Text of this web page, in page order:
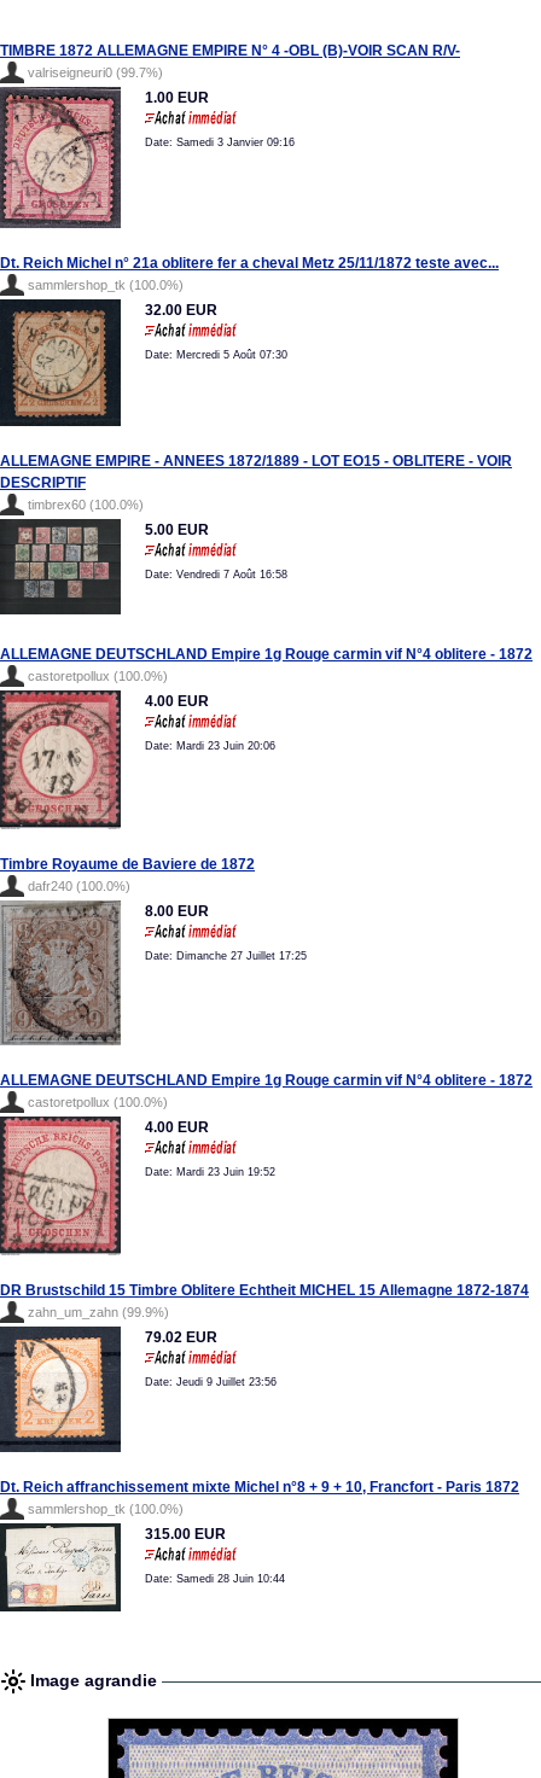
TIMBRE 1872 ALLEMAGNE EMPIRE N° 4 -OBL (B)-VOIR SCAN R/V-
valriseigneuri0 (99.7%)
1.00 EUR
Date: Samedi 3 Janvier 09:16
Dt. Reich Michel n° 21a oblitere fer a cheval Metz 25/11/1872 teste avec...
sammlershop_tk (100.0%)
32.00 EUR
Date: Mercredi 5 Août 07:30
ALLEMAGNE EMPIRE - ANNEES 1872/1889 - LOT EO15 - OBLITERE - VOIR
DESCRIPTIF
timbrex60 (100.0%)
5.00 EUR
Date: Vendredi 7 Août 16:58
ALLEMAGNE DEUTSCHLAND Empire 1g Rouge carmin vif N°4 oblitere - 1872
castoretpollux (100.0%)
4.00 EUR
Date: Mardi 23 Juin 20:06
Timbre Royaume de Baviere de 1872
dafr240 (100.0%)
8.00 EUR
Date: Dimanche 27 Juillet 17:25
ALLEMAGNE DEUTSCHLAND Empire 1g Rouge carmin vif N°4 oblitere - 1872
castoretpollux (100.0%)
4.00 EUR
Date: Mardi 23 Juin 19:52
DR Brustschild 15 Timbre Oblitere Echtheit MICHEL 15 Allemagne 1872-1874
zahn_um_zahn (99.9%)
79.02 EUR
Date: Jeudi 9 Juillet 23:56
Dt. Reich affranchissement mixte Michel n°8 + 9 + 10, Francfort - Paris 1872
sammlershop_tk (100.0%)
315.00 EUR
Date: Samedi 28 Juin 10:44
Image agrandie